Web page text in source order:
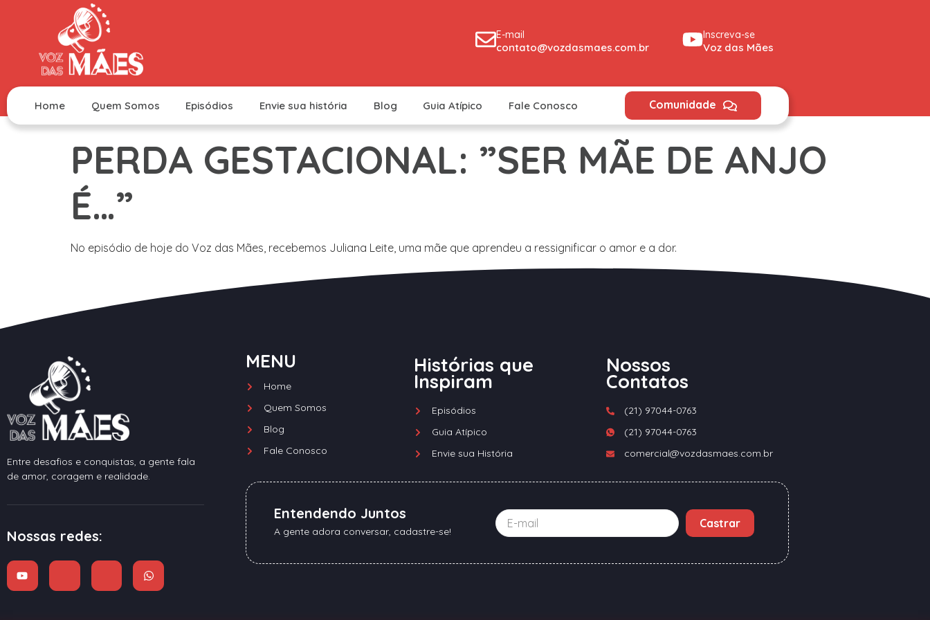
E-mail
contato@vozdasmaes.com.br
Inscreva-se
Voz das Mães
Home Quem Somos Episódios Envie sua história Blog Guia Atípico Fale Conosco Comunidade
PERDA GESTACIONAL: ”SER MÃE DE ANJO
É…”
No episódio de hoje do Voz das Mães, recebemos Juliana Leite, uma mãe que aprendeu a ressignificar o amor e a dor.
Entre desafios e conquistas, a gente fala
de amor, coragem e realidade.
Nossas redes:
MENU
Home
Quem Somos
Blog
Fale Conosco
Histórias que
Inspiram
Episódios
Guia Atípico
Envie sua História
Nossos
Contatos
(21) 97044-0763
(21) 97044-0763
comercial@vozdasmaes.com.br
Entendendo Juntos
A gente adora conversar, cadastre-se!
Castrar